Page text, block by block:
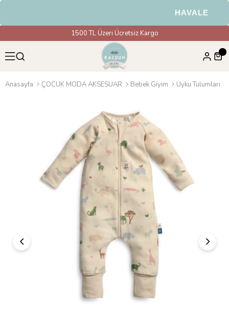
HAVALE &
1500 TL Üzeri Ücretsiz Kargo
Anasayfa ÇOCUK MODA AKSESUAR Bebek Giyim Uyku Tulumları